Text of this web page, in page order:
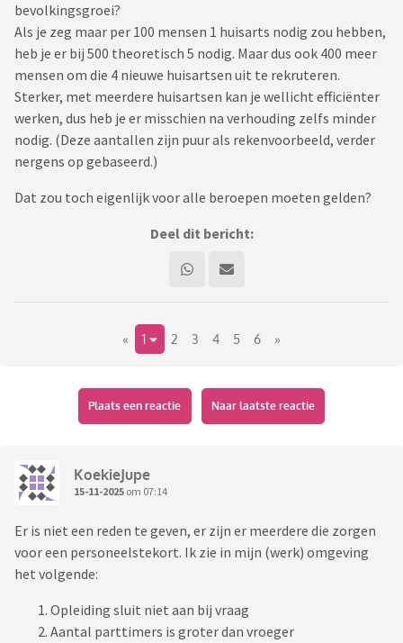
bevolkingsgroei?
Als je zeg maar per 100 mensen 1 huisarts nodig zou hebben,
heb je er bij 500 theoretisch 5 nodig. Maar dus ook 400 meer
mensen om die 4 nieuwe huisartsen uit te rekruteren.
Sterker, met meerdere huisartsen kan je wellicht efficiënter
werken, dus heb je er misschien na verhouding zelfs minder
nodig. (Deze aantallen zijn puur als rekenvoorbeeld, verder
nergens op gebaseerd.)
Dat zou toch eigenlijk voor alle beroepen moeten gelden?
Deel dit bericht:
« 1 2 3 4 5 6 »
Plaats een reactie Naar laatste reactie
KoekieJupe
15-11-2025 om 07:14
Er is niet een reden te geven, er zijn er meerdere die zorgen
voor een personeelstekort. Ik zie in mijn (werk) omgeving
het volgende:
Opleiding sluit niet aan bij vraag
Aantal parttimers is groter dan vroeger